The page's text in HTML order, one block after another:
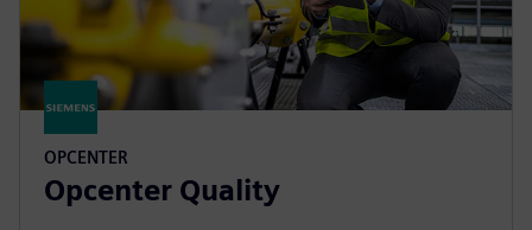
OPCENTER
Opcenter Quality